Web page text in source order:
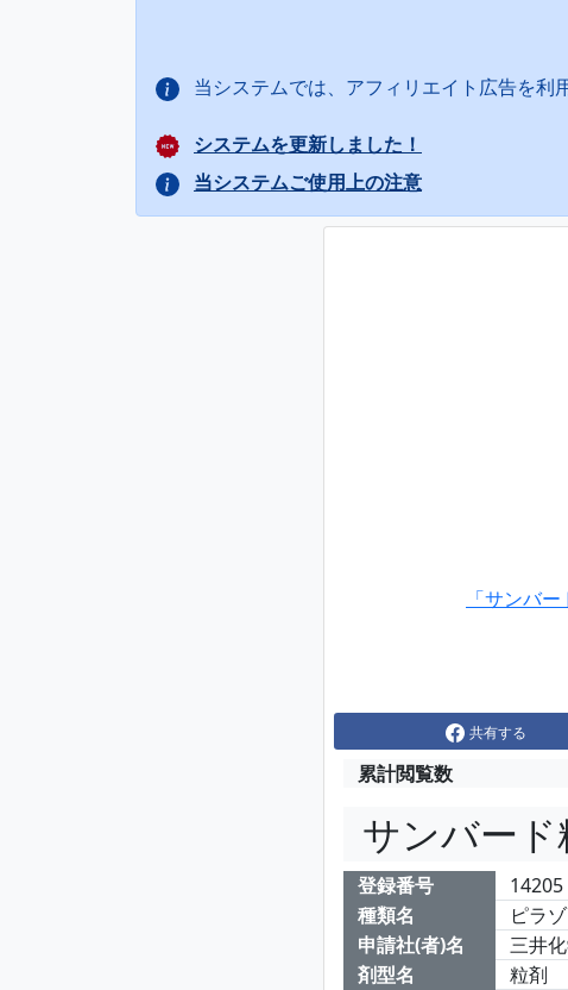
当システムでは、アフィリエイト広告を利
システムを更新しました！
当システムご使用上の注意
「サンバ
共有する
累計閲覧数
サンバード
登録番号
14205
種類名
ピラ
申請社(者)名
三井
剤型名
粒剤